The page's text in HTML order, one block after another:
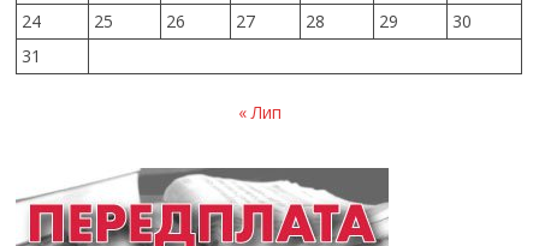
24
25 26 27 28 29
30
31
« Лип